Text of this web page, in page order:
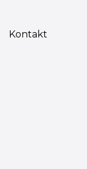
Kontakt